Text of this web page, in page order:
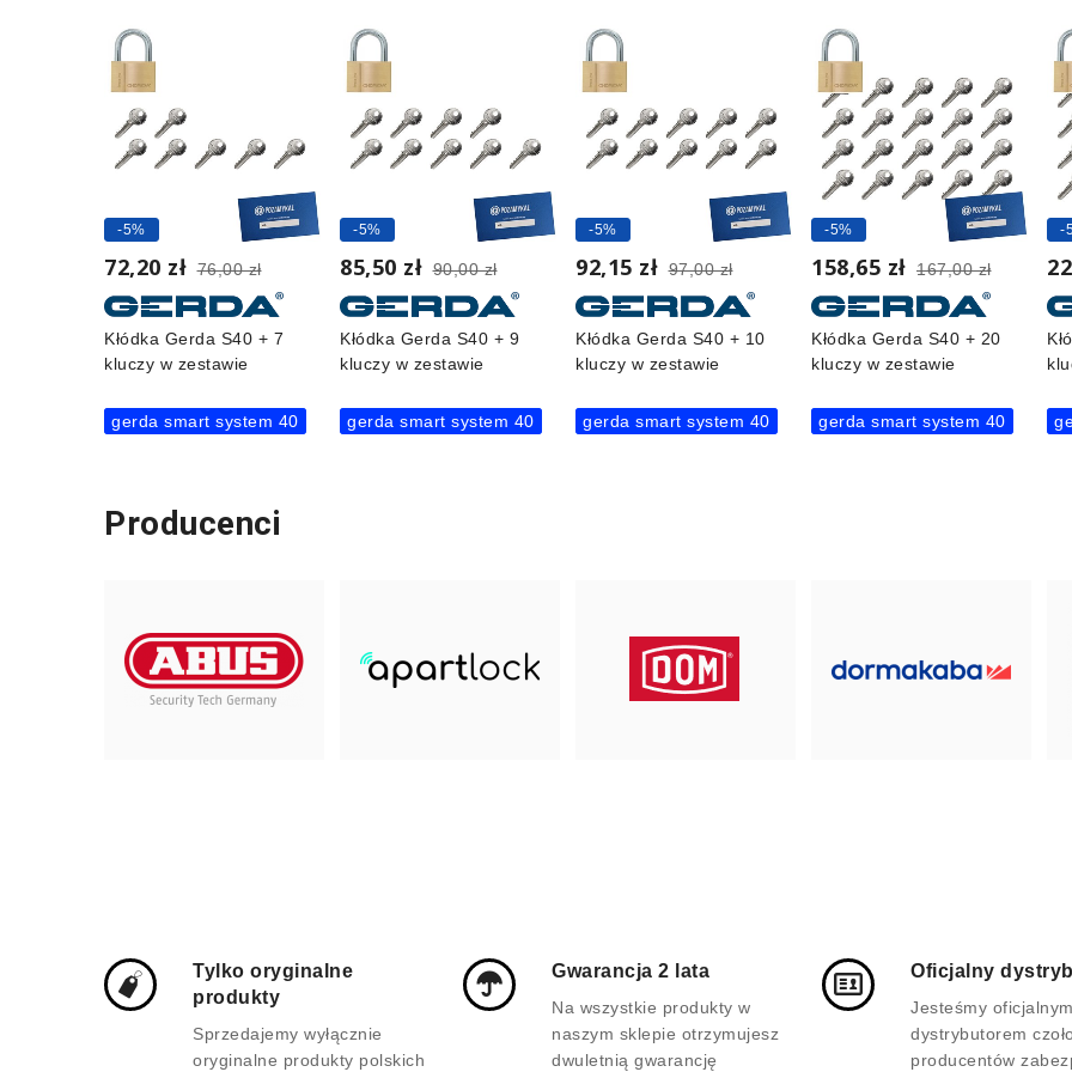
-5%
72,20 zł 76,00 zł
Kłódka Gerda S40 + 7
kluczy w zestawie
gerda smart system 40
-5%
85,50 zł 90,00 zł
Kłódka Gerda S40 + 9
kluczy w zestawie
gerda smart system 40
-5%
92,15 zł 97,00 zł
Kłódka Gerda S40 + 10
kluczy w zestawie
gerda smart system 40
-5%
158,65 zł 167,00 zł
Kłódka Gerda S40 + 20
kluczy w zestawie
gerda smart system 40
-
Producenci
Tylko oryginalne
produkty
Sprzedajemy wyłącznie
oryginalne produkty polskich
Gwarancja 2 lata
Na wszystkie produkty w
naszym sklepie otrzymujesz
dwuletnią gwarancję
Oficjalny
Jesteśmy oficjalnym
dystrybutorem
producentów